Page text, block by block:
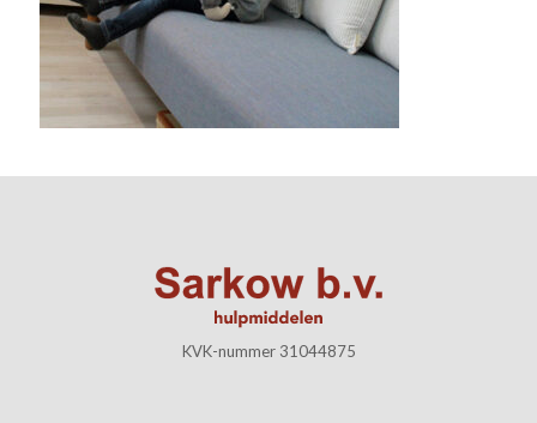
KVK-nummer 31044875